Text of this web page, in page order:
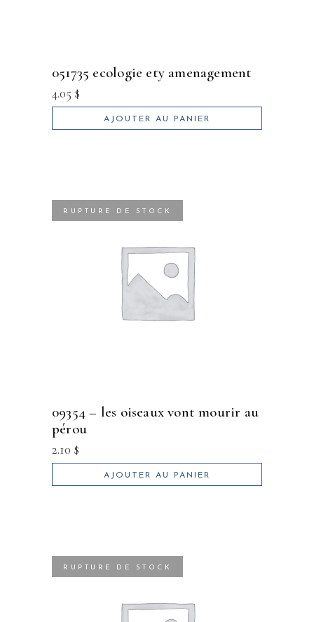
051735 ecologie ety amenagement
4.05 $
AJOUTER AU PANIER
RUPTURE DE STOCK
09354 – les oiseaux vont mourir au
pérou
2.10 $
AJOUTER AU PANIER
RUPTURE DE STOCK